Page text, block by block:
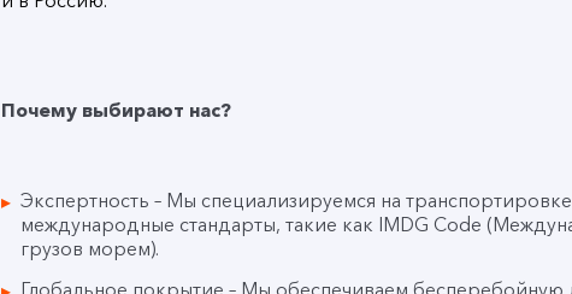
Почему выбирают нас?
Экспертность – Мы специализируемся на
международные стандарты, такие как IMDG Code
грузов морем).